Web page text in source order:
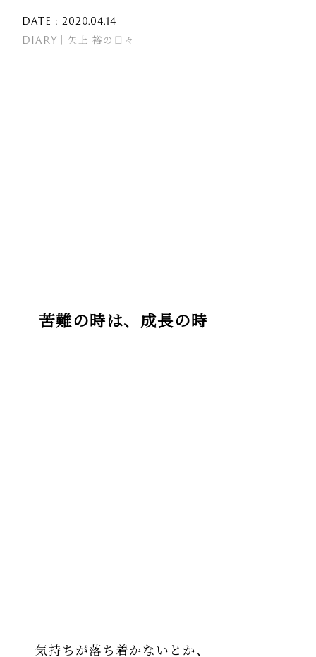
DATE : 2020.04.14
DIARY｜矢上 裕の日々
苦難の時は、成長の時
気持ちが落ち着かないとか、